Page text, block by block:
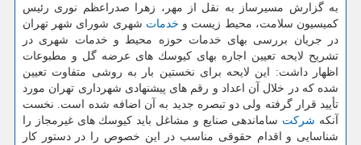
به گزارش مسیرساز به نقل از مهر، زهرا صدراعظم نوری رئیس
كمیسیون سلامت، محیط زیست و خدمات شهری شورای شهر تهران
در جریان بررسی بهای خدمات حوزه محیط و خدمات شهری در
تشریح لایحه تعیین اجاره بهای كیوسك های عرضه گل و مطبوعات
اظهار داشت: این لایحه برای نخستین بار به روشی متفاوت تعیین
شده كه در خلال آن اعداد و رقم های پیشنهادی شهرداری تهران مورد
تأیید قرار گرفته ولی دو تبصره جدید به آن اضافه شده است. نخست
آنكه شركت ساماندهی صنایع و مشاغل باید كیوسك های غیرمجاز را
شناسایی و اقدام حقوقی مناسب در این خصوص را در دستور كار